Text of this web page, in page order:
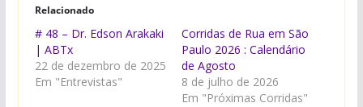
Relacionado
# 48 – Dr. Edson Arakaki
| ABTx
22 de dezembro de 2025
Em "Entrevistas"
Corridas de Rua em São
Paulo 2026 : Calendário
de Agosto
8 de julho de 2026
Em "Próximas Corridas"